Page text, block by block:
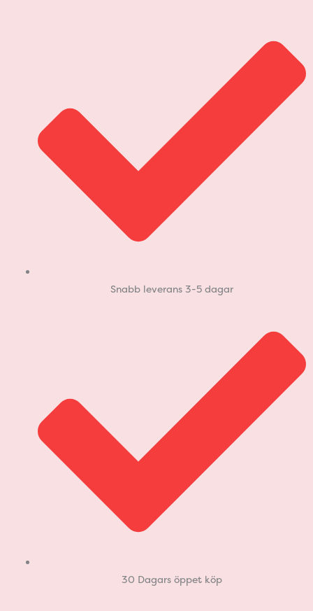
Snabb leverans 3-5 dagar
30 Dagars öppet köp